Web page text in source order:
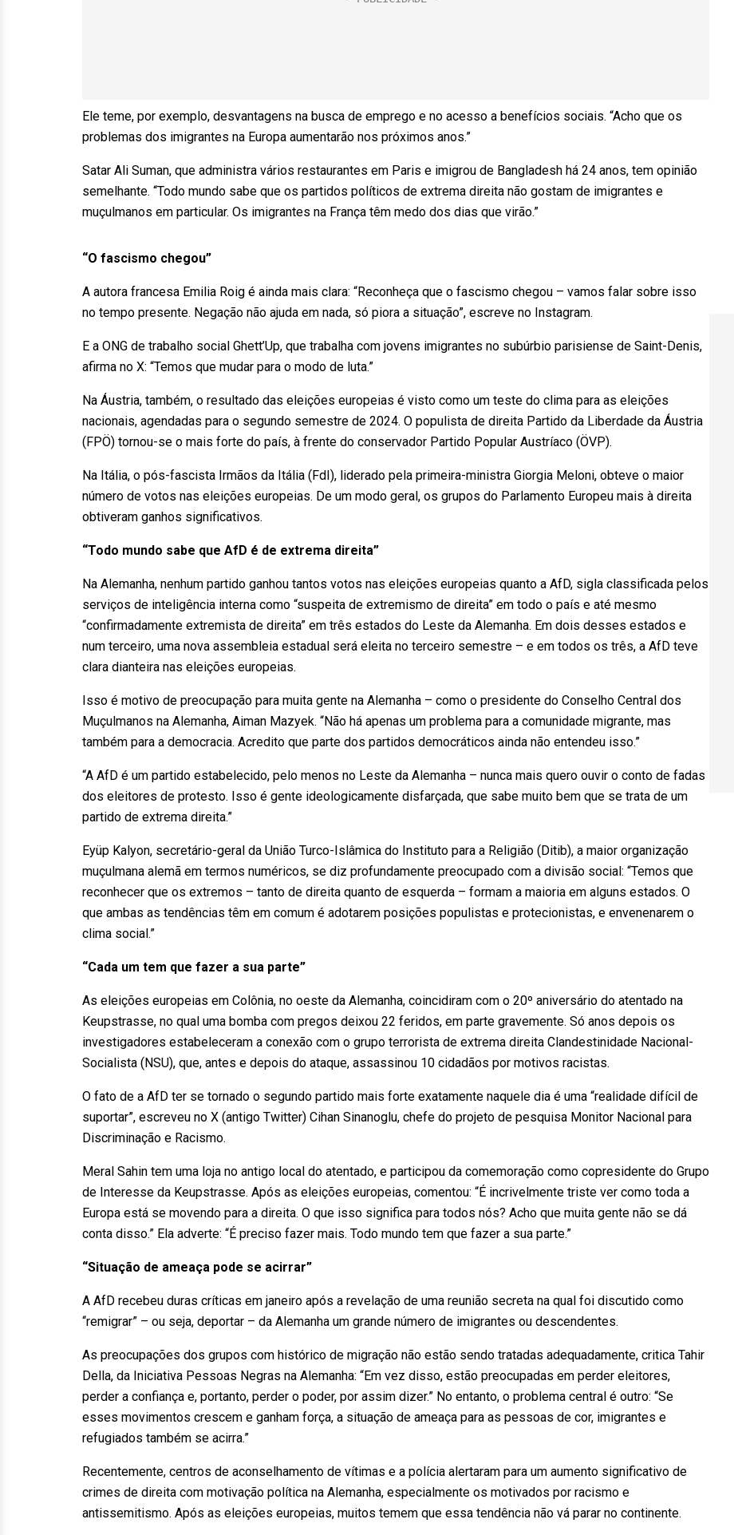
Ele teme, por exemplo, desvantagens na busca de emprego e no acesso a benefícios sociais. “Acho que os
problemas dos imigrantes na Europa aumentarão nos próximos anos.”
Satar Ali Suman, que administra vários restaurantes em Paris e imigrou de Bangladesh há 24 anos, tem opinião
semelhante. “Todo mundo sabe que os partidos políticos de extrema direita não gostam de imigrantes e
muçulmanos em particular. Os imigrantes na França têm medo dos dias que virão.”
“O fascismo chegou”
A autora francesa Emilia Roig é ainda mais clara: “Reconheça que o fascismo chegou – vamos falar sobre isso
no tempo presente. Negação não ajuda em nada, só piora a situação”, escreve no Instagram.
E a ONG de trabalho social Ghett’Up, que trabalha com jovens imigrantes no subúrbio parisiense de Saint-Denis,
afirma no X: “Temos que mudar para o modo de luta.”
Na Áustria, também, o resultado das eleições europeias é visto como um teste do clima para as eleições
nacionais, agendadas para o segundo semestre de 2024. O populista de direita Partido da Liberdade da Áustria
(FPÖ) tornou-se o mais forte do país, à frente do conservador Partido Popular Austríaco (ÖVP).
Na Itália, o pós-fascista Irmãos da Itália (FdI), liderado pela primeira-ministra Giorgia Meloni, obteve o maior
número de votos nas eleições europeias. De um modo geral, os grupos do Parlamento Europeu mais à direita
obtiveram ganhos significativos.
“Todo mundo sabe que AfD é de extrema direita”
Na Alemanha, nenhum partido ganhou tantos votos nas eleições europeias quanto a AfD, sigla classificada pelos
serviços de inteligência interna como “suspeita de extremismo de direita” em todo o país e até mesmo
“confirmadamente extremista de direita” em três estados do Leste da Alemanha. Em dois desses estados e
num terceiro, uma nova assembleia estadual será eleita no terceiro semestre – e em todos os três, a AfD teve
clara dianteira nas eleições europeias.
Isso é motivo de preocupação para muita gente na Alemanha – como o presidente do Conselho Central dos
Muçulmanos na Alemanha, Aiman Mazyek. “Não há apenas um problema para a comunidade migrante, mas
também para a democracia. Acredito que parte dos partidos democráticos ainda não entendeu isso.”
“A AfD é um partido estabelecido, pelo menos no Leste da Alemanha – nunca mais quero ouvir o conto de fadas
dos eleitores de protesto. Isso é gente ideologicamente disfarçada, que sabe muito bem que se trata de um
partido de extrema direita.”
Eyüp Kalyon, secretário-geral da União Turco-Islâmica do Instituto para a Religião (Ditib), a maior organização
muçulmana alemã em termos numéricos, se diz profundamente preocupado com a divisão social: “Temos que
reconhecer que os extremos – tanto de direita quanto de esquerda – formam a maioria em alguns estados. O
que ambas as tendências têm em comum é adotarem posições populistas e protecionistas, e envenenarem o
clima social.”
“Cada um tem que fazer a sua parte”
As eleições europeias em Colônia, no oeste da Alemanha, coincidiram com o 20º aniversário do atentado na
Keupstrasse, no qual uma bomba com pregos deixou 22 feridos, em parte gravemente. Só anos depois os
investigadores estabeleceram a conexão com o grupo terrorista de extrema direita Clandestinidade Nacional-
Socialista (NSU), que, antes e depois do ataque, assassinou 10 cidadãos por motivos racistas.
O fato de a AfD ter se tornado o segundo partido mais forte exatamente naquele dia é uma “realidade difícil de
suportar”, escreveu no X (antigo Twitter) Cihan Sinanoglu, chefe do projeto de pesquisa Monitor Nacional para
Discriminação e Racismo.
Meral Sahin tem uma loja no antigo local do atentado, e participou da comemoração como copresidente do Grupo
de Interesse da Keupstrasse. Após as eleições europeias, comentou: “É incrivelmente triste ver como toda a
Europa está se movendo para a direita. O que isso significa para todos nós? Acho que muita gente não se dá
conta disso.” Ela adverte: “É preciso fazer mais. Todo mundo tem que fazer a sua parte.”
“Situação de ameaça pode se acirrar”
A AfD recebeu duras críticas em janeiro após a revelação de uma reunião secreta na qual foi discutido como
“remigrar” – ou seja, deportar – da Alemanha um grande número de imigrantes ou descendentes.
As preocupações dos grupos com histórico de migração não estão sendo tratadas adequadamente, critica Tahir
Della, da Iniciativa Pessoas Negras na Alemanha: “Em vez disso, estão preocupadas em perder eleitores,
perder a confiança e, portanto, perder o poder, por assim dizer.” No entanto, o problema central é outro: “Se
esses movimentos crescem e ganham força, a situação de ameaça para as pessoas de cor, imigrantes e
refugiados também se acirra.”
Recentemente, centros de aconselhamento de vítimas e a polícia alertaram para um aumento significativo de
crimes de direita com motivação política na Alemanha, especialmente os motivados por racismo e
antissemitismo. Após as eleições europeias, muitos temem que essa tendência não vá parar no continente.